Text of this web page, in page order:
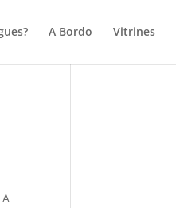
A Bordo Vitrines